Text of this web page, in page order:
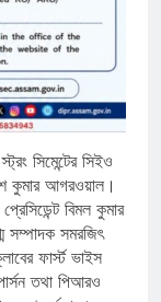
সিমেন্টের সিইও
কুমার আগরওয়াল।
বিমল কুমার
সম্পাদক সমরজিৎ
ফার্স্ট ভাইস
তথা পিআরও